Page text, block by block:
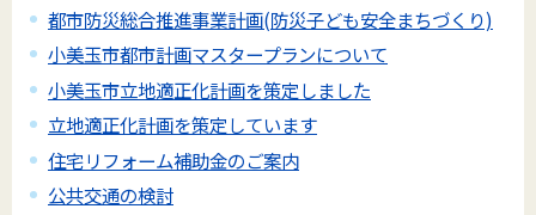
都市防災総合推進事業計画(防災子ども安全まちづくり)
小美玉市都市計画マスタープランについて
小美玉市立地適正化計画を策定しました
立地適正化計画を策定しています
住宅リフォーム補助金のご案内
公共交通の検討